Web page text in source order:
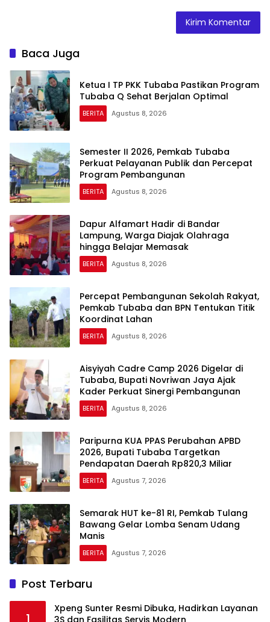
Baca Juga
Ketua I TP PKK Tubaba Pastikan Program
Tubaba Q Sehat Berjalan Optimal
BERITA Agustus 8, 2026
Semester II 2026, Pemkab Tubaba
Perkuat Pelayanan Publik dan Percepat
Program Pembangunan
BERITA Agustus 8, 2026
Dapur Alfamart Hadir di Bandar
Lampung, Warga Diajak Olahraga
hingga Belajar Memasak
BERITA Agustus 8, 2026
Percepat Pembangunan Sekolah Rakyat,
Pemkab Tubaba dan BPN Tentukan Titik
Koordinat Lahan
BERITA Agustus 8, 2026
Aisyiyah Cadre Camp 2026 Digelar di
Tubaba, Bupati Novriwan Jaya Ajak
Kader Perkuat Sinergi Pembangunan
BERITA Agustus 8, 2026
Paripurna KUA PPAS Perubahan APBD
2026, Bupati Tubaba Targetkan
Pendapatan Daerah Rp820,3 Miliar
BERITA Agustus 7, 2026
Semarak HUT ke-81 RI, Pemkab Tulang
Bawang Gelar Lomba Senam Udang
Manis
BERITA Agustus 7, 2026
Post Terbaru
Xpeng Sunter Resmi Dibuka, Hadirkan Layanan